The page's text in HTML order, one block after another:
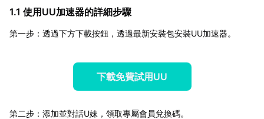
1.1 使用UU加速器的詳細步驟
第一步：透過下方下載按鈕，透過最新安裝包安裝UU加速器。
下載免費試用UU
第二步：添加並對話U妹，領取專屬會員兌換碼。